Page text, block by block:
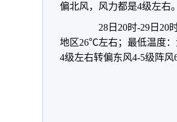
偏北风，风力都是4级左右。
28日20时-29日20时
地区26℃左右；最低温度
4级左右转偏东风4-5级阵风6